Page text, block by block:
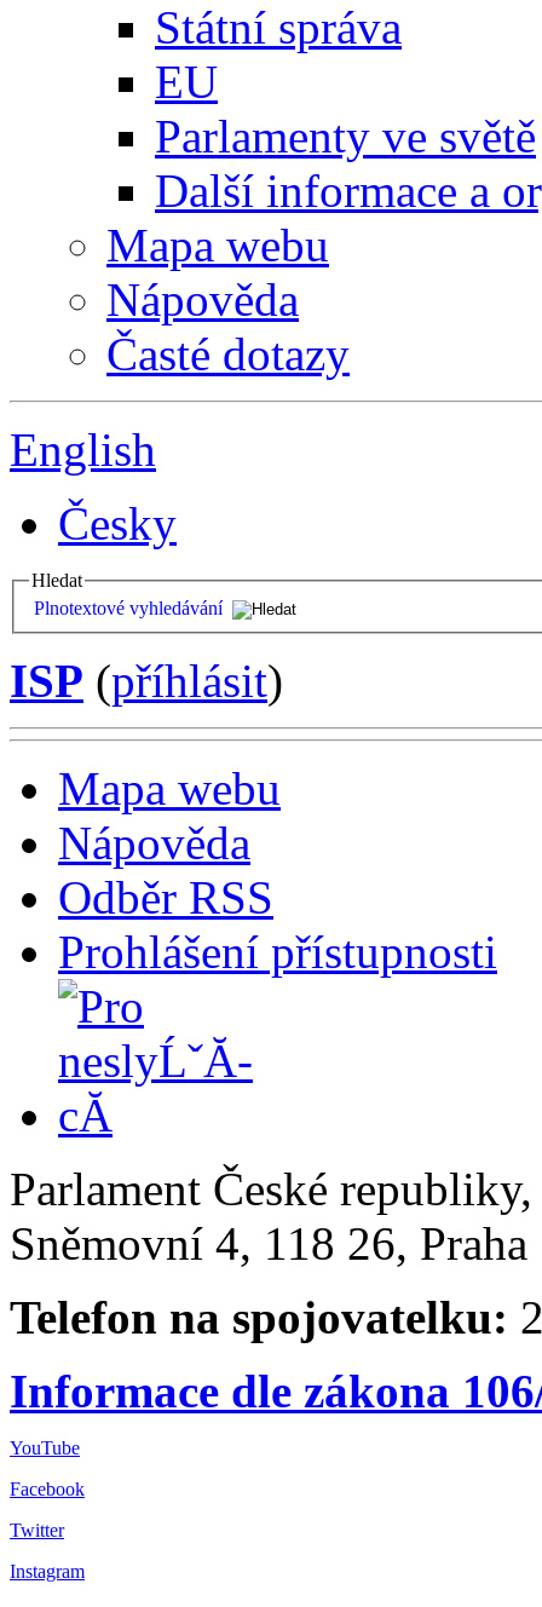
Státní správa
EU
Parlamenty ve světě
Další informace a
Mapa webu
Nápověda
Časté dotazy
English
Česky
Hledat
Plnotextové vyhledávání
ISP (příhlásit)
Mapa webu
Nápověda
Odběr RSS
Prohlášení přístupnosti
Parlament České
Sněmovní 4, 118 26,
Telefon na spojovatelku:
Informace dle zákona
YouTube
Facebook
Twitter
Instagram